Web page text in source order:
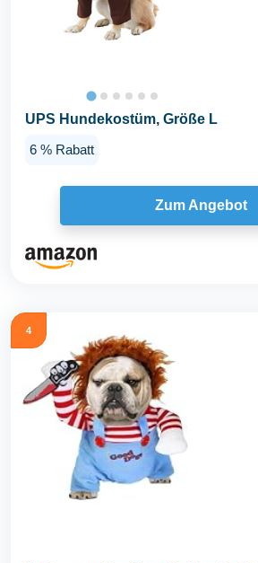
UPS Hundekostüm, Größe L
6 % Rabatt
Zum Angebot
4